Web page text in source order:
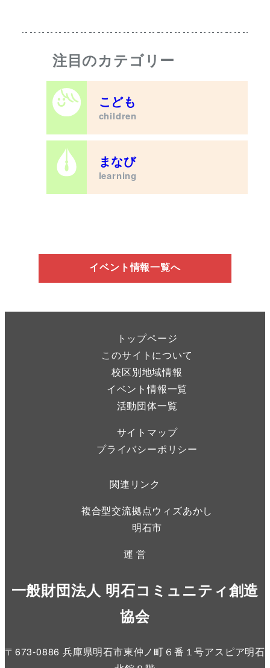
注目のカテゴリー
こども
children
まなび
learning
イベント情報一覧へ
トップページ
このサイトについて
校区別地域情報
イベント情報一覧
活動団体一覧
サイトマップ
プライバシーポリシー
関連リンク
複合型交流拠点ウィズあかし
明石市
運 営
一般財団法人 明石コミュニティ創造
協会
〒673-0886 兵庫県明石市東仲ノ町６番１号アスピア明石